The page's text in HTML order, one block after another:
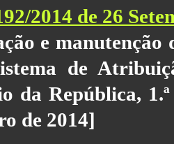
2014 de 26
e manutenção
de
da República,
de 2014]